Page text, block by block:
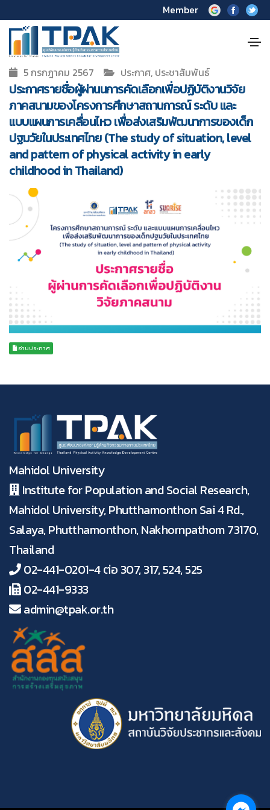
Member
5 กรกฎาคม 2567 ประกาศ, ประชาสัมพันธ์
ประกาศรายชื่อผู้ผ่านนการคัดเลือกเพื่อปฏิบัติงานวิจัย
ภาคสนามของโครงการศึกษาสถานการณ์ ระดับ และ
แบบแผนการเคลื่อนไหว เพื่อส่งเสริมพัฒนาการของเด็ก
ปฐมวัยในประเทศไทย (The study of situation, level
and pattern of physical activity in early
childhood in Thailand)
อ่านประกาศ
Mahidol University
Institute for Population and Social Research,
Mahidol University, Phutthamonthon Sai 4 Rd.,
Salaya, Phutthamonthon, Nakhornpathom 73170,
Thailand
02-441-0201-4 ต่อ 307, 317, 524, 525
02-441-9333
admin@tpak.or.th